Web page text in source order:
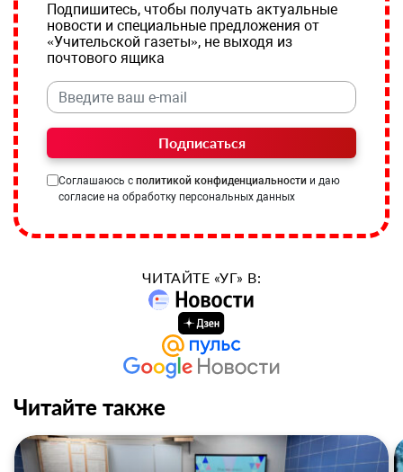
Подпишитесь, чтобы получать актуальные
новости и специальные предложения от
«Учительской газеты», не выходя из
почтового ящика
Подписаться
Соглашаюсь с политикой конфиденциальности и даю
согласие на обработку персональных данных
ЧИТАЙТЕ «УГ» В:
Читайте также